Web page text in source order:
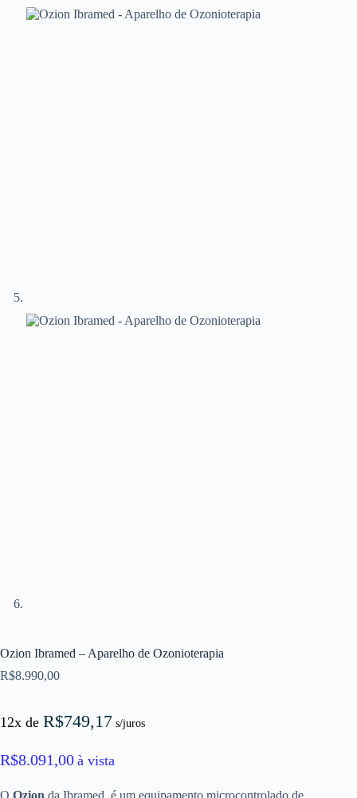
Ozion Ibramed – Aparelho de Ozonioterapia
R$8.990,00
12x de R$749,17 s/juros
R$8.091,00 à vista